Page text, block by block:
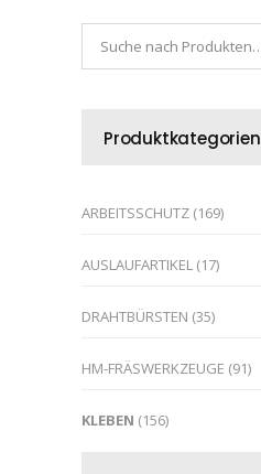
Produktkategorien
ARBEITSSCHUTZ (169)
AUSLAUFARTIKEL (17)
DRAHTBÜRSTEN (35)
HM-FRÄSWERKZEUGE (91)
KLEBEN (156)